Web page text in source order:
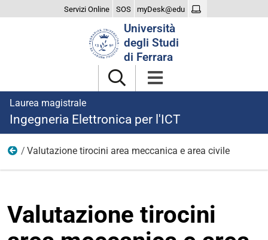
Servizi Online SOS myDesk@edu
Università
degli Studi
di Ferrara
Laurea magistrale
Ingegneria Elettronica per l'ICT
Tirocinio
Valutazione tirocini area meccanica e area civile
Valutazione tirocini